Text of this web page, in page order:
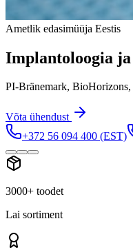
Ametlik edasimüüja Eestis
Implantoloogia
PI-Bränemark,
Võta ühendust
+372 56 094 400 (EST)
3000+ toodet
Lai sortiment